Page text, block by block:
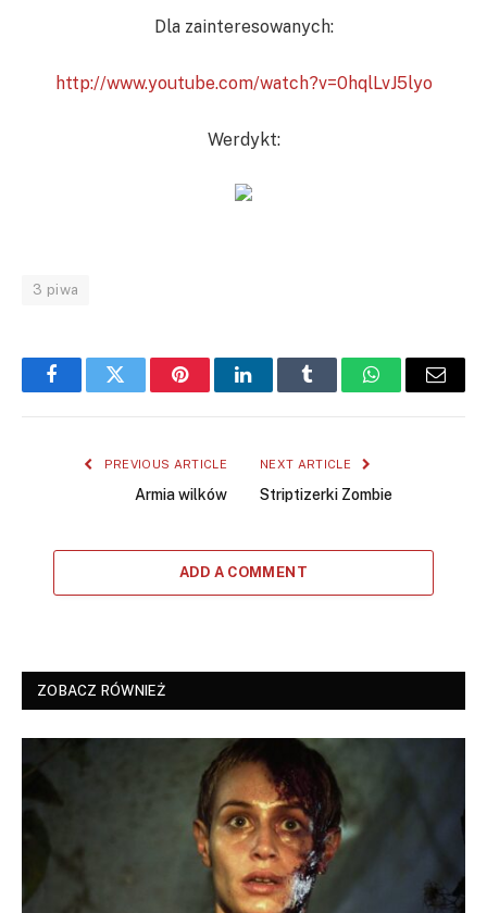
Dla zainteresowanych:
http://www.youtube.com/watch?v=0hqlLvJ5lyo
Werdykt:
3 piwa
FacebookTwitter PinterestLinkedInTumblr WhatsAppEmail
PREVIOUS ARTICLE
Armia wilków
NEXT ARTICLE
Striptizerki Zombie
ADD A COMMENT
ZOBACZ RÓWNIEŻ